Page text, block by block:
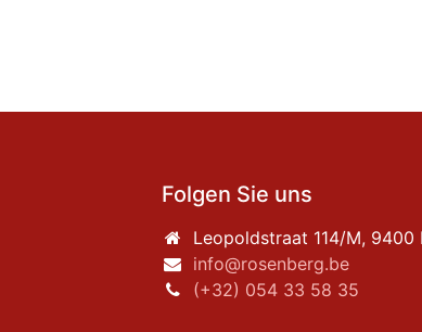
Folgen Sie uns
Leopoldstraat 114/M, 9400
info@rosenberg.be
(+32) 054 33 58 35